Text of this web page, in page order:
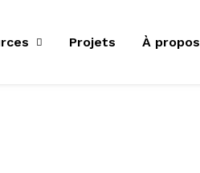
Projets À propos